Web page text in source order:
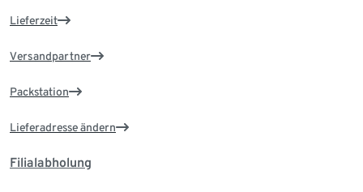
Lieferzeit
Versandpartner
Packstation
Lieferadresse ändern
Filialabholung